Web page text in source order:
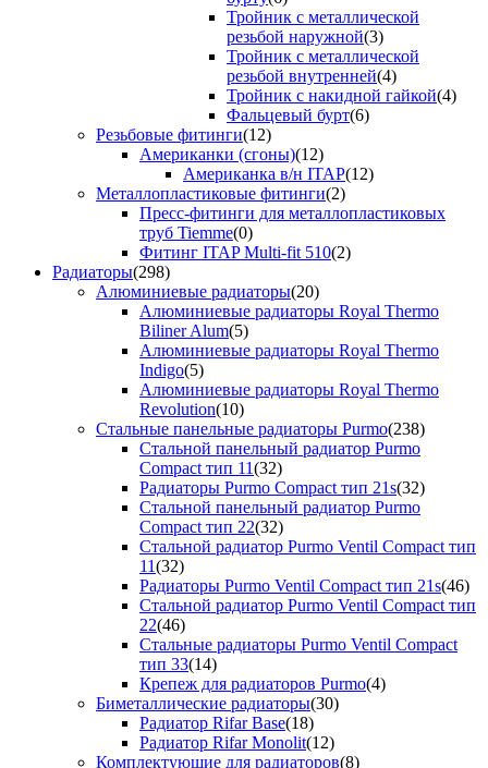
Тройник с металлической
резьбой наружной(3)
Тройник с металлической
резьбой внутренней(4)
Тройник с накидной гайкой(4)
Фальцевый бурт(6)
Резьбовые фитинги(12)
Американки (сгоны)(12)
Американка в/н ITAP(12)
Металлопластиковые фитинги(2)
Пресс-фитинги для металлопластиковых
труб Tiemme(0)
Фитинг ITAP Multi-fit 510(2)
Радиаторы(298)
Алюминиевые радиаторы(20)
Алюминиевые радиаторы Royal Thermo
Biliner Alum(5)
Алюминиевые радиаторы Royal Thermo
Indigo(5)
Алюминиевые радиаторы Royal Thermo
Revolution(10)
Стальные панельные радиаторы Purmo(238)
Стальной панельный радиатор Purmo
Compact тип 11(32)
Радиаторы Purmo Compact тип 21s(32)
Стальной панельный радиатор Purmo
Compact тип 22(32)
Стальной радиатор Purmo Ventil Compact тип
11(32)
Радиаторы Purmo Ventil Compact тип 21s(46)
Стальной радиатор Purmo Ventil Compact тип
22(46)
Стальные радиаторы Purmo Ventil Compact
тип 33(14)
Крепеж для радиаторов Purmo(4)
Биметаллические радиаторы(30)
Радиатор Rifar Base(18)
Радиатор Rifar Monolit(12)
Комплектующие для радиаторов(8)